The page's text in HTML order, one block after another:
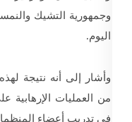
وجمهورية التشيك
اليوم.
وأشار إلى أنه نتيجة
من العمليات
في تدريب أعضاء